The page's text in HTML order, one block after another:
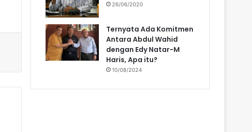
26/06/2020
Ternyata Ada Komitmen
Antara Abdul Wahid
dengan Edy Natar-M
Haris, Apa itu?
10/08/2024